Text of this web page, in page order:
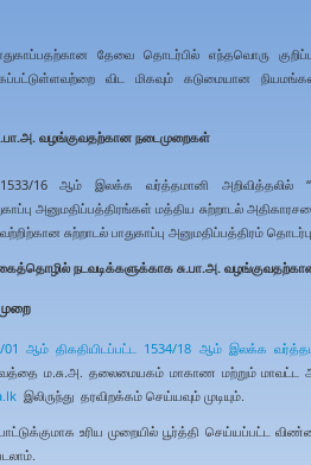
தேவை தொடர்பில் எந்தவொரு
விட மிகவும் கடுமையான
வழங்குவதற்கான நடைமுறைகள்
16 ஆம் இலக்க வர்த்தமானி அறிவித்தலில்
அனுமதிப்பத்திரங்கள் மத்திய சுற்றாடல்
சுற்றாடல் பாதுகாப்பு அனுமதிப்பத்திரம்
கைத்தொழில் நடவடிக்களுக்காக சு.பா.அ.
01 ஆம் திகதியிடப்பட்ட 1534/18 ஆம் இலக்க
ம.சு.அ. தலைமையகம் மாகாண மற்றும் மாவட்ட
இலிருந்து தரவிறக்கம் செய்யவும் முடியும்.
உரிய முறையில் பூர்த்தி செய்யப்பட்ட